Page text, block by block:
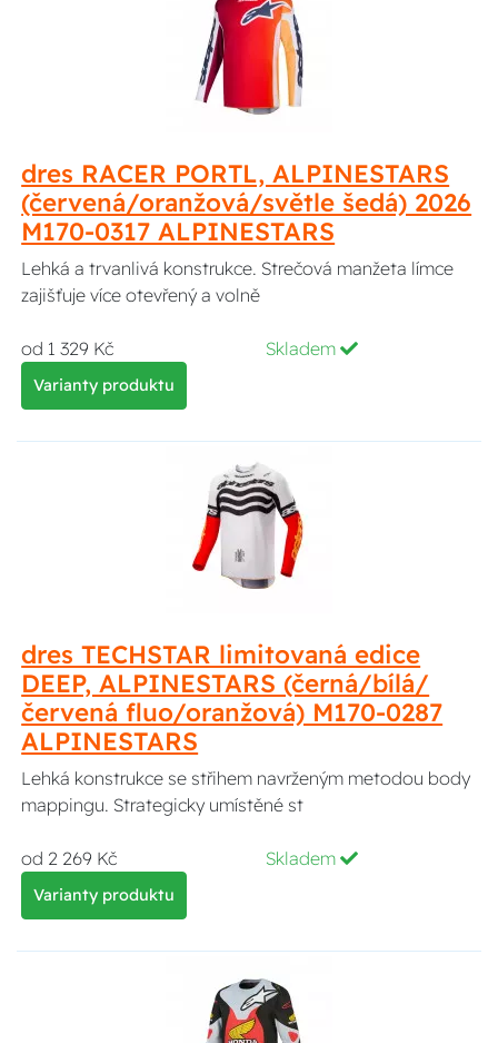
dres RACER PORTL, ALPINESTARS
(červená/oranžová/světle šedá) 2026
M170-0317 ALPINESTARS
Lehká a trvanlivá konstrukce. Strečová manžeta límce
zajišťuje více otevřený a volně
od 1 329 Kč Skladem
Varianty produktu
dres TECHSTAR limitovaná edice
DEEP, ALPINESTARS (černá/bílá/
červená fluo/oranžová) M170-0287
ALPINESTARS
Lehká konstrukce se střihem navrženým metodou body
mappingu. Strategicky umístěné st
od 2 269 Kč Skladem
Varianty produktu